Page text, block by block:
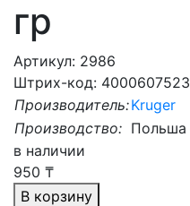
гр
Артикул: 2986
Штрих-код:
Производитель:Kruger
Производство: Польша
в наличии
950 ₸
В корзину